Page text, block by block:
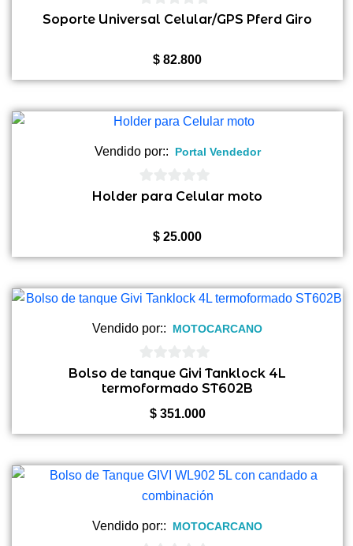
0
Soporte Universal Celular/GPS Pferd Giro
$ 82.800
Vendido por:: Portal Vendedor
0
Holder para Celular moto
$ 25.000
Vendido por:: MOTOCARCANO
0
de
Bolso de tanque Givi Tanklock 4L
termoformado ST602B
$351.000
Vendido por:: MOTOCARCANO